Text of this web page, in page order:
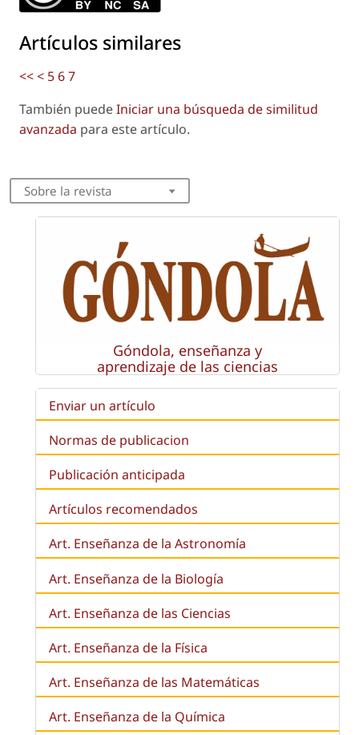
Artículos similares
<<< 567
También puedeIniciar una búsqueda de similitud
avanzada para este artículo.
Sobre la revista
Góndola, enseñanza y
aprendizaje de las ciencias
Enviar un artículo
Normas de publicacion
Publicación anticipada
Artículos recomendados
Art. Enseñanza de la Astronomía
Art. Enseñanza de la Biología
Art. Enseñanza de las Ciencias
Art. Enseñanza de la Física
Art. Enseñanza de las Matemáticas
Art. Enseñanza de la Química